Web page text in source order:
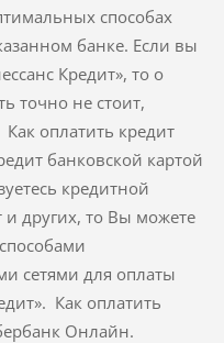
способах
банке. Если вы
Кредит», то о
точно не стоит,
оплатить кредит
банковской картой
кредитной
и других, то Вы можете
сетями для оплаты
Как оплатить
Онлайн.